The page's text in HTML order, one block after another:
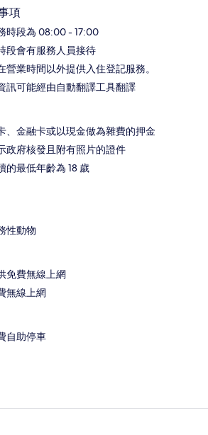
項
時段為 08:00 - 17:00
段會有服務人員接待
營業時間以外提供入住登記服務。
訊可能經由自動翻譯工具翻譯
、金融卡或以現金做為雜費的押金
政府核發且附有照片的證件
的最低年齡為 18 歲
性動物
免費無線上網
無線上網
自助停車